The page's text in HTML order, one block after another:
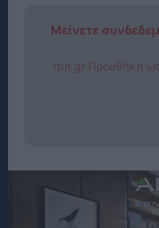
Μείνετε
rpn.gr Προσθήκη